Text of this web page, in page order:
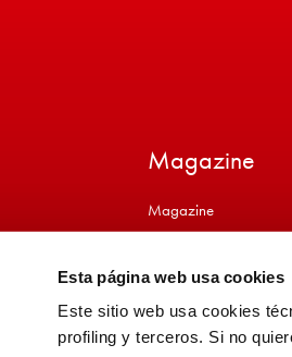
Esta página web usa cookies
Este sitio web usa cookies
profiling y terceros. Si no
Magazine
Magazine
Marca & Producto
Tutoriales